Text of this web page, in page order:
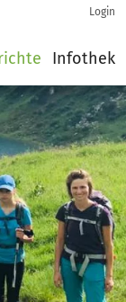
Login
Infothek